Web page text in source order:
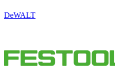
DeWALT